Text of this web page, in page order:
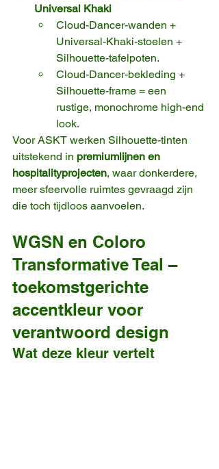
Universal Khaki
Cloud-Dancer-wanden +
Universal-Khaki-stoelen +
Silhouette-tafelpoten.
Cloud-Dancer-bekleding +
Silhouette-frame = een
rustige, monochrome high-end
look.
Voor ASKT werken Silhouette-tinten
uitstekend in premiumlijnen en
hospitalityprojecten, waar donkerdere,
meer sfeervolle ruimtes gevraagd zijn
die toch tijdloos aanvoelen.
WGSN en Coloro
Transformative Teal –
toekomstgerichte
accentkleur voor
verantwoord design
Wat deze kleur vertelt